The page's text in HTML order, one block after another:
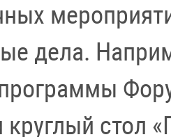
дела.
круглый стол